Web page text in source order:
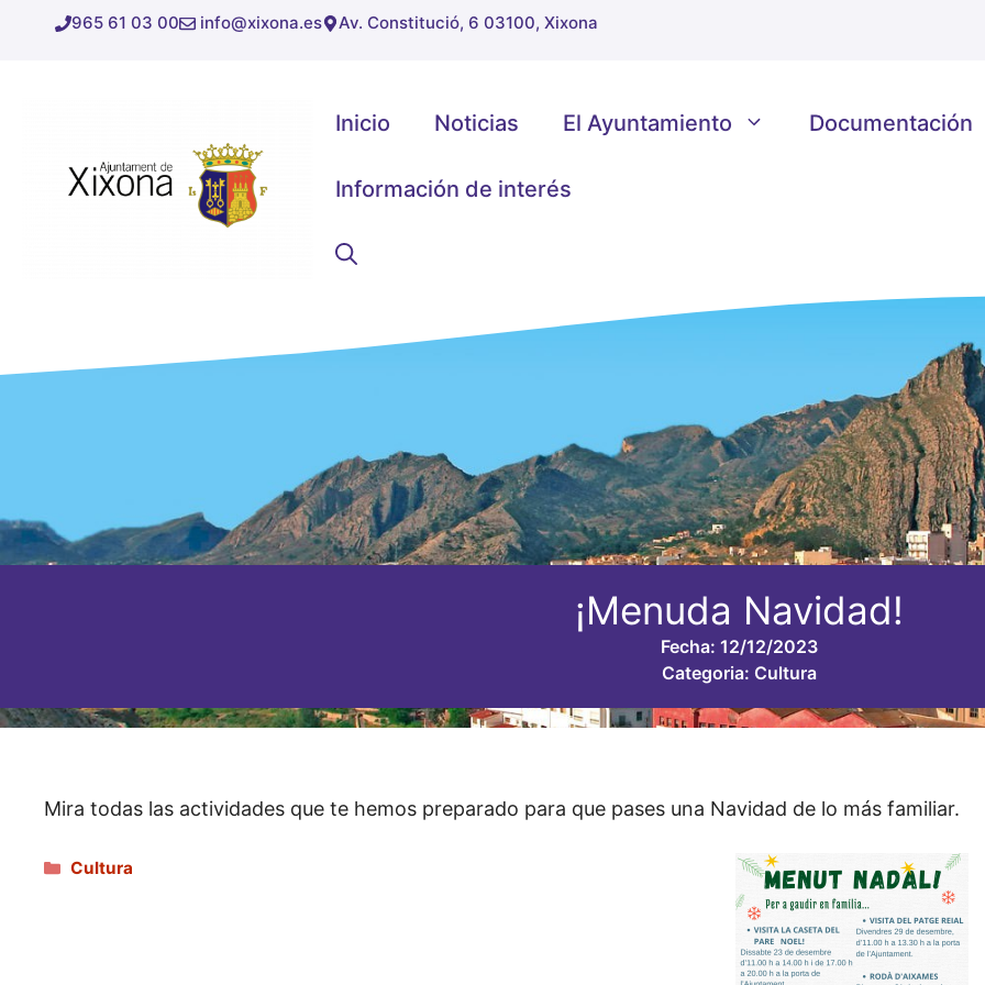
965 61 03 00 info@xixona.es Av. Constitució, 6 03100, Xixona
Inicio Noticias El Ayuntamiento Documentación
Información de interés
¡Menuda Navidad!
Fecha: 12/12/2023
Categoria: Cultura
Mira todas las actividades que te hemos preparado para que pases una Navidad de lo más familiar.
Categorías
Cultura